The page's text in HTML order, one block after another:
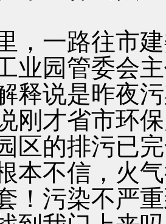
，一路往市
业园管委会
释说是昨夜
刚才省市环
区的排污已
本不信，火
！污染不严